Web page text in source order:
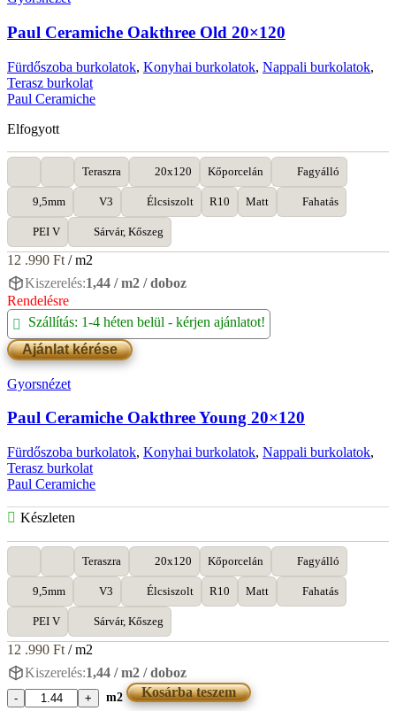
Norway
15x60
Paul Ceramiche Oakthree Old 20×120
Fürdőszoba burkolatok, Konyhai burkolatok, Nappali burkolatok,
Terasz burkolat
Paul Ceramiche
Elfogyott
Teraszra 20x120 Kőporcelán Fagyálló
9,5mm V3 Élcsiszolt R10 Matt Fahatás
PEI V Sárvár, Kőszeg
12 .990 Ft / m2
Kiszerelés:1,44 / m2 / doboz
Rendelésre
Szállítás: 1-4 héten belül - kérjen ajánlatot!
Ajánlat kérése
Gyorsnézet
Paul Ceramiche Oakthree Young 20×120
Fürdőszoba burkolatok, Konyhai burkolatok, Nappali burkolatok,
Terasz burkolat
Paul Ceramiche
Készleten
Teraszra 20x120 Kőporcelán Fagyálló
9,5mm V3 Élcsiszolt R10 Matt Fahatás
PEI V Sárvár, Kőszeg
12 .990 Ft / m2
Kiszerelés:1,44 / m2 / doboz
Paul
m2 Kosárba teszem